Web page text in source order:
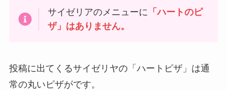
サイゼリアのメニューに 「ハートのピ
ザ」はありません。
投稿に出てくるサイゼリヤの「ハートピザ」は通
常の丸いピザがです。